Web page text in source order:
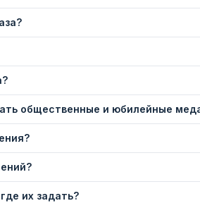
общественные и юбилейные
их задать?